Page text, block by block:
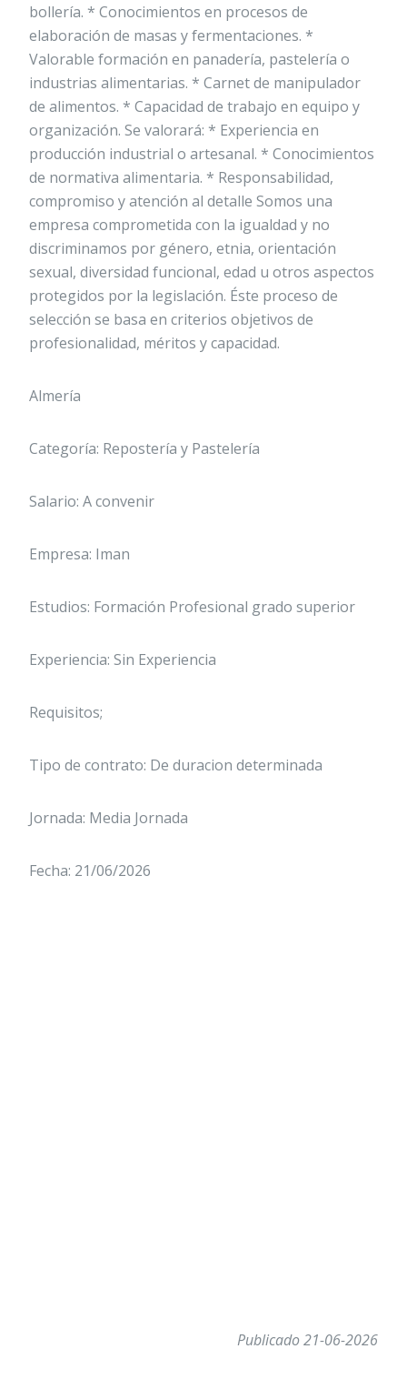
bollería. * Conocimientos en procesos de
elaboración de masas y fermentaciones. *
Valorable formación en panadería, pastelería o
industrias alimentarias. * Carnet de manipulador
de alimentos. * Capacidad de trabajo en equipo y
organización. Se valorará: * Experiencia en
producción industrial o artesanal. * Conocimientos
de normativa alimentaria. * Responsabilidad,
compromiso y atención al detalle Somos una
empresa comprometida con la igualdad y no
discriminamos por género, etnia, orientación
sexual, diversidad funcional, edad u otros aspectos
protegidos por la legislación. Éste proceso de
selección se basa en criterios objetivos de
profesionalidad, méritos y capacidad.
Almería
Categoría: Repostería y Pastelería
Salario: A convenir
Empresa: Iman
Estudios: Formación Profesional grado superior
Experiencia: Sin Experiencia
Requisitos;
Tipo de contrato: De duracion determinada
Jornada: Media Jornada
Fecha: 21/06/2026
Publicado 21-06-2026